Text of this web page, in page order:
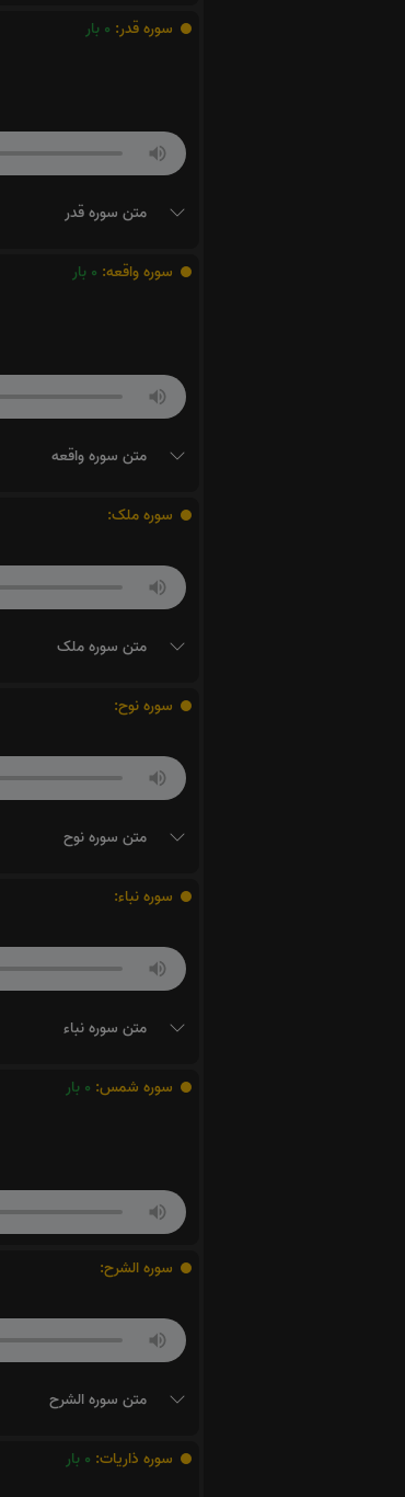
سوره قدر: 0 بار
متن سوره قدر
سوره واقعه: 0 بار
متن سوره واقعه
سوره ملک:
متن سوره ملک
سوره نوح:
متن سوره نوح
سوره نباء:
متن سوره نباء
سوره شمس: 0 بار
سوره الشرح:
متن سوره الشرح
سوره ذاریات: 0 بار